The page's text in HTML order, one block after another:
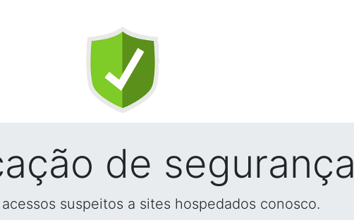
de segurança
suspeitos a sites hospedados conosco.